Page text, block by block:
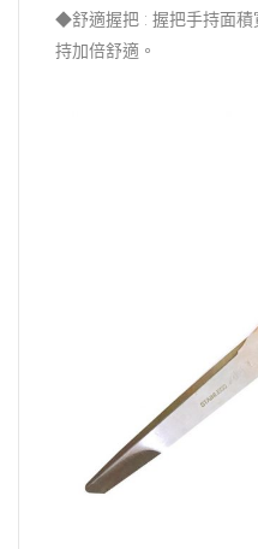
◆舒適握把 : 握把手持面積
持加倍舒適。